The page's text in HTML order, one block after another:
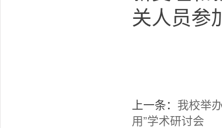
关人员参
上一条： 我校举
用”学术研讨会